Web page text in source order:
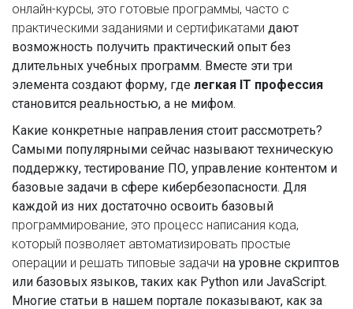
онлайн-курсы, это готовые программы, часто с
практическими заданиями и сертификатами дают
возможность получить практический опыт без
длительных учебных программ. Вместе эти три
элемента создают форму, где легкая IT профессия
становится реальностью, а не мифом.
Какие конкретные направления стоит рассмотреть?
Самыми популярными сейчас называют техническую
поддержку, тестирование ПО, управление контентом и
базовые задачи в сфере кибербезопасности. Для
каждой из них достаточно освоить базовый
программирование, это процесс написания кода,
который позволяет автоматизировать простые
операции и решать типовые задачи на уровне скриптов
или базовых языков, таких как Python или JavaScript.
Многие статьи в нашем портале показывают, как за